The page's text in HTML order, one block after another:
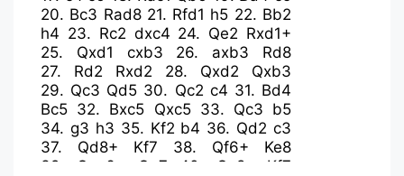
20. Bc3 Rad8 21. Rfd1 h5 22. Bb2
h4 23. Rc2 dxc4 24. Qe2 Rxd1+
25. Qxd1 cxb3 26. axb3
Rd8
27. Rd2 Rxd2 28. Qxd2
Qxb3
29. Qc3 Qd5 30. Qc2 c4 31. Bd4
Bc5 32. Bxc5 Qxc5 33. Qc3 b5
34. g3 h3 35. Kf2 b4 36. Qd2 c3
37. Qd8+ Kf7 38. Qf6+
Ke8
39.
Qxe6+ Qe7 40. Qc8+
Kf7